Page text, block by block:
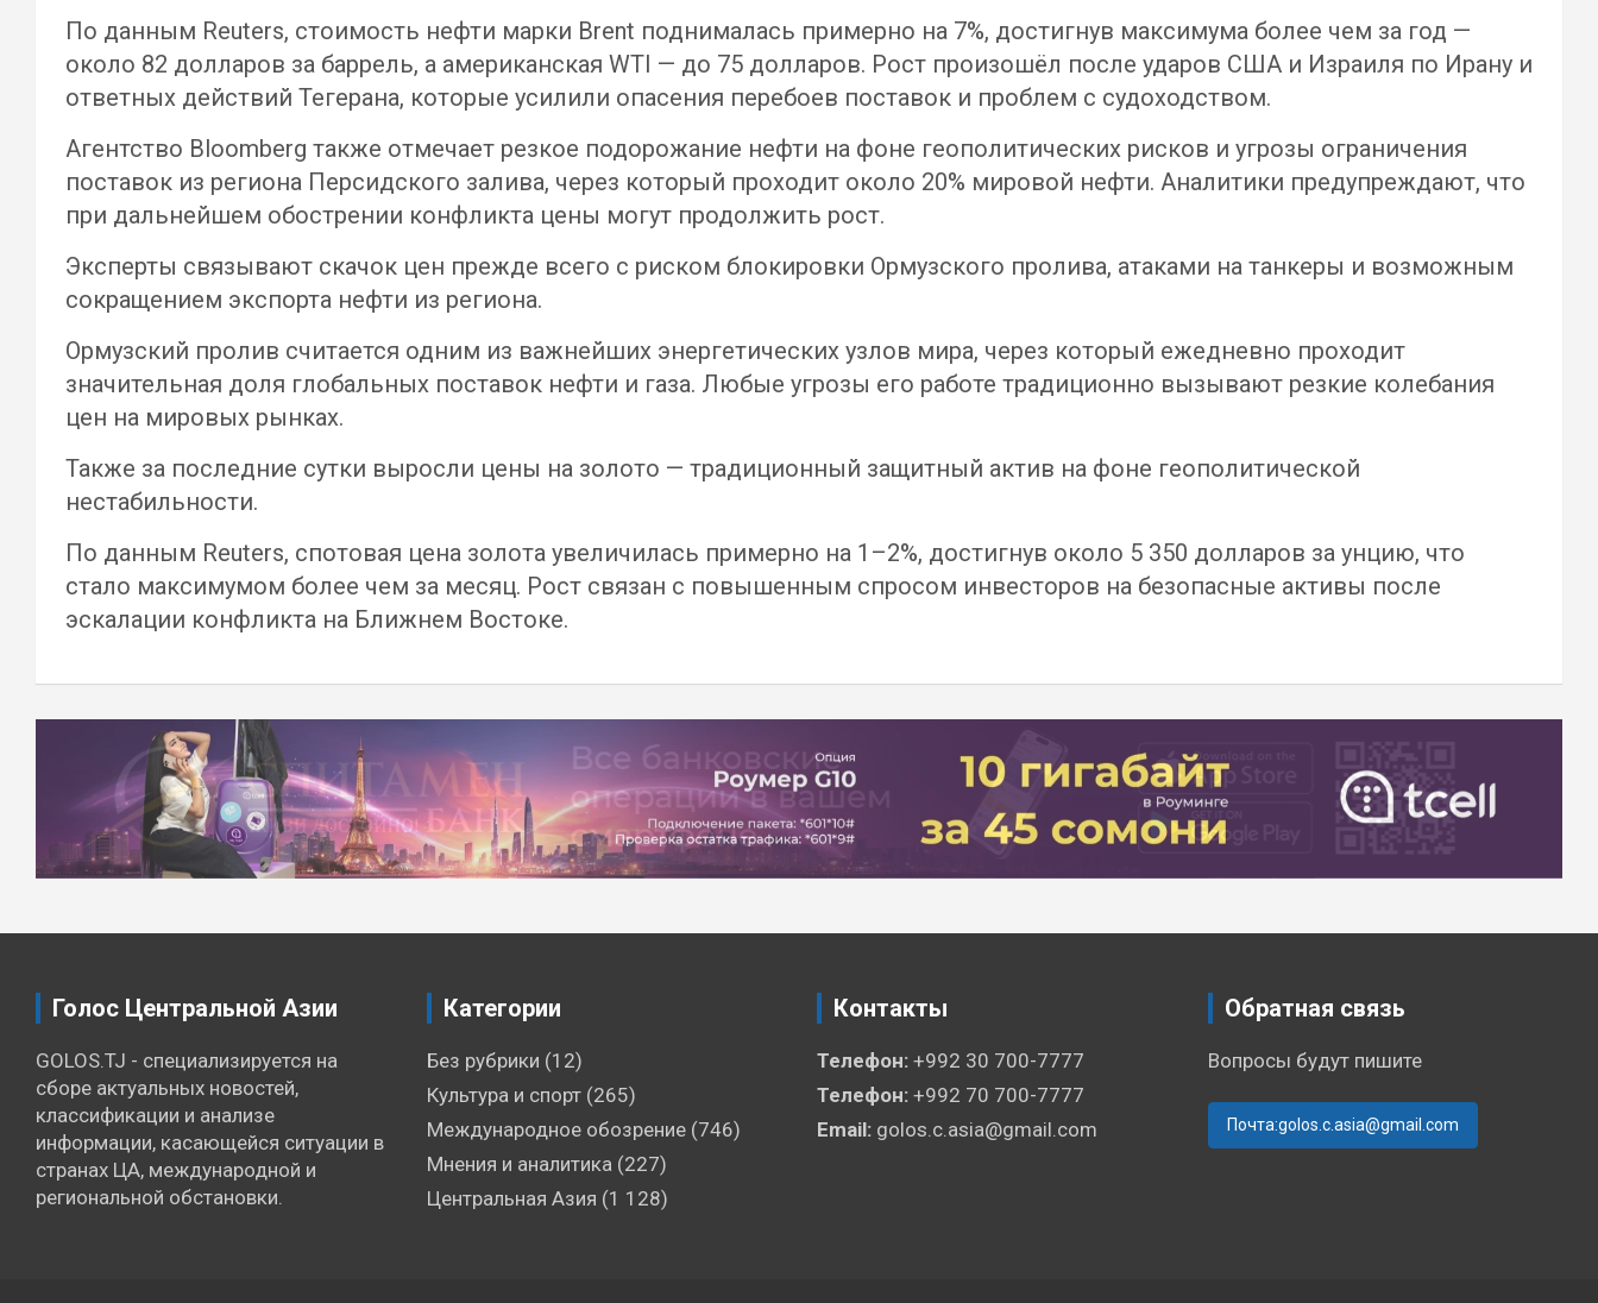
По данным Reuters, стоимость нефти марки Brent поднималась примерно на 7%, достигнув максимума более чем за год —
около 82 долларов за баррель, а американская WTI — до 75 долларов. Рост произошёл после ударов США и Израиля по Ирану и
ответных действий Тегерана, которые усилили опасения перебоев поставок и проблем с судоходством.
Агентство Bloomberg также отмечает резкое подорожание нефти на фоне геополитических рисков и угрозы ограничения
поставок из региона Персидского залива, через который проходит около 20% мировой нефти. Аналитики предупреждают, что
при дальнейшем обострении конфликта цены могут продолжить рост.
Эксперты связывают скачок цен прежде всего с риском блокировки Ормузского пролива, атаками на танкеры и возможным
сокращением экспорта нефти из региона.
Ормузский пролив считается одним из важнейших энергетических узлов мира, через который ежедневно проходит
значительная доля глобальных поставок нефти и газа. Любые угрозы его работе традиционно вызывают резкие колебания
цен на мировых рынках.
Также за последние сутки выросли цены на золото — традиционный защитный актив на фоне геополитической
нестабильности.
По данным Reuters, спотовая цена золота увеличилась примерно на 1–2%, достигнув около 5 350 долларов за унцию, что
стало максимумом более чем за месяц. Рост связан с повышенным спросом инвесторов на безопасные активы после
эскалации конфликта на Ближнем Востоке.
Навигация
записям
Голос Центральной Азии
GOLOS.TJ - специализируется на
сборе актуальных новостей,
классификации и анализе
информации, касающейся ситуации в
странах ЦА, международной и
региональной обстановки.
Категории
Без рубрики (12)
Культура и спорт(265)
Международное обозрение(746)
Мнения и аналитика (227)
Центральная Азия (1 128)
Контакты
Телефон: +992 30 700-7777
Телефон: +992 70 700-7777
Email: golos.c.asia@gmail.com
Обратная связь
Вопросы будут пишите
Почта:golos.c.asia@gmail.com